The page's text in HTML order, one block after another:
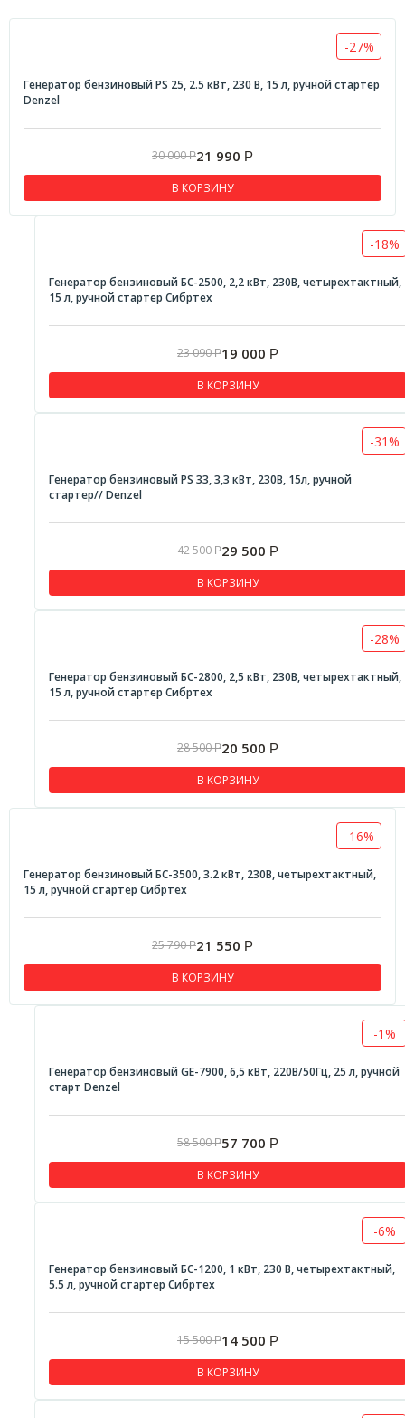
-27%
Генератор бензиновый PS 25, 2.5 кВт, 230 В, 15 л, ручной стартер
Denzel
30 000Р21 990 Р
В КОРЗИНУ
-18%
Генератор бензиновый БС-2500, 2,2 кВт, 230В, четырехтактный,
15 л, ручной стартер Сибртех
23 090Р19 000 Р
В КОРЗИНУ
-31%
Генератор бензиновый PS 33, 3,3 кВт, 230В, 15л, ручной
стартер// Denzel
42 500Р29 500 Р
В КОРЗИНУ
-28%
Генератор бензиновый БС-2800, 2,5 кВт, 230В, четырехтактный,
15 л, ручной стартер Сибртех
28 500Р20 500 Р
В КОРЗИНУ
-16%
Генератор бензиновый БС-3500, 3.2 кВт, 230В, четырехтактный,
15 л, ручной стартер Сибртех
25 790Р21 550 Р
В КОРЗИНУ
-1%
Генератор бензиновый GE-7900, 6,5 кВт, 220В/50Гц, 25 л, ручной
старт Denzel
58 500Р57 700 Р
В КОРЗИНУ
-6%
Генератор бензиновый БС-1200, 1 кВт, 230 В, четырехтактный,
5.5 л, ручной стартер Сибртех
15 500Р14 500 Р
В КОРЗИНУ